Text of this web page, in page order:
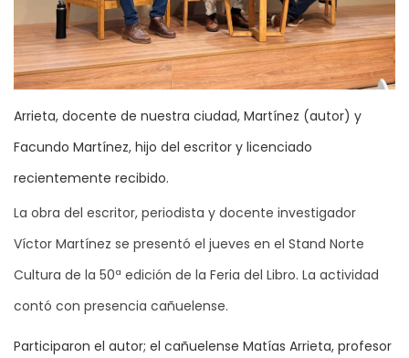
Arrieta, docente de nuestra ciudad, Martínez (autor) y
Facundo Martínez, hijo del escritor y licenciado
recientemente recibido.
La obra del escritor, periodista y docente investigador
Víctor Martínez se presentó el jueves en el Stand Norte
Cultura de la 50ª edición de la Feria del Libro. La actividad
contó con presencia cañuelense.
Participaron el autor; el cañuelense Matías Arrieta, profesor